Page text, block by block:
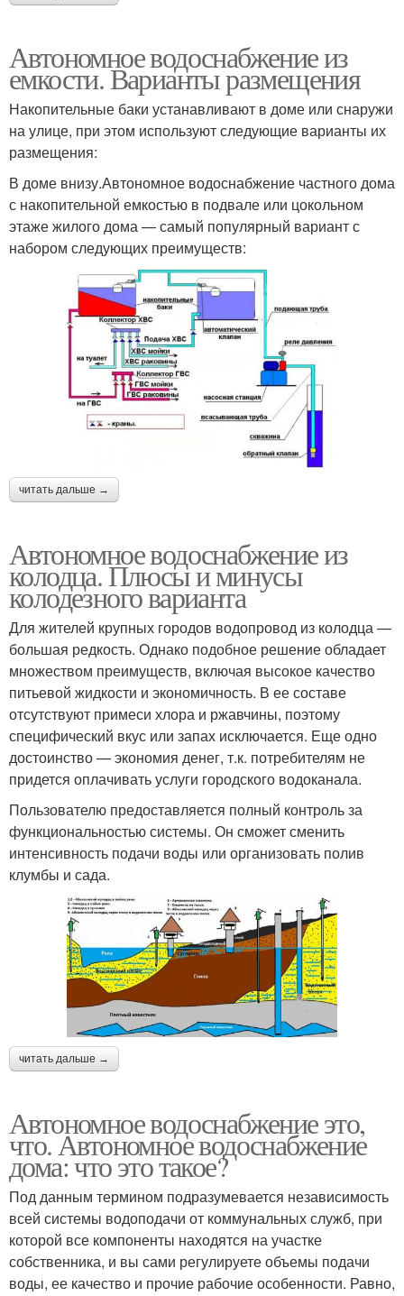
Автономное водоснабжение из
емкости. Варианты размещения
Накопительные баки устанавливают в доме или снаружи
на улице, при этом используют следующие варианты их
размещения:
В доме внизу.Автономное водоснабжение частного дома
с накопительной емкостью в подвале или цокольном
этаже жилого дома — самый популярный вариант с
набором следующих преимуществ:
читать дальше →
Автономное водоснабжение из
колодца. Плюсы и минусы
колодезного варианта
Для жителей крупных городов водопровод из колодца —
большая редкость. Однако подобное решение обладает
множеством преимуществ, включая высокое качество
питьевой жидкости и экономичность. В ее составе
отсутствуют примеси хлора и ржавчины, поэтому
специфический вкус или запах исключается. Еще одно
достоинство — экономия денег, т.к. потребителям не
придется оплачивать услуги городского водоканала.
Пользователю предоставляется полный контроль за
функциональностью системы. Он сможет сменить
интенсивность подачи воды или организовать полив
клумбы и сада.
читать дальше →
Автономное водоснабжение это,
что. Автономное водоснабжение
дома: что это такое?
Под данным термином подразумевается независимость
всей системы водоподачи от коммунальных служб, при
которой все компоненты находятся на участке
собственника, и вы сами регулируете объемы подачи
воды, ее качество и прочие рабочие особенности. Равно,